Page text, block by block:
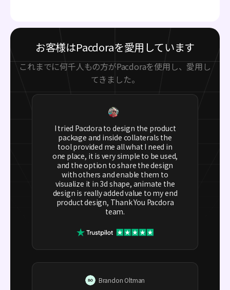
お客様はPacdoraを愛用しています
これまでに何千人もの方がPacdoraを使用し、愛用し
てきました。
I tried Pacdora to design the product
package and inside collaterals the
tool provided me all what I need in
one place, it is very simple to be used,
and the option to share the design
with others and enable them to
visualize it in 3d shape, animate the
design is really added value to my end
product design, Thank You Pacdora
team.
Brandon Oltman